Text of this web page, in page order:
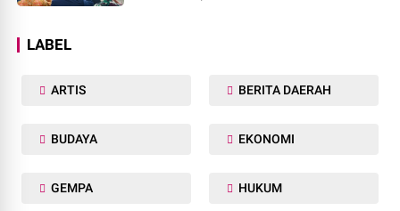
LABEL
ARTIS BERITA DAERAH
BUDAYA EKONOMI
GEMPA HUKUM